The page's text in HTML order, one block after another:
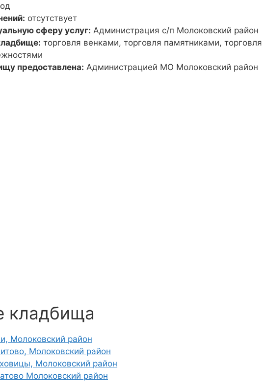
отсутствует
сферу услуг: Администрация с/п Молоковский район
торговля венками, торговля памятниками, торговля
предоставлена: Администрацией МО Молоковский район
кладбища
Молоковский район
Молоковский район
Молоковский район
Молоковский район